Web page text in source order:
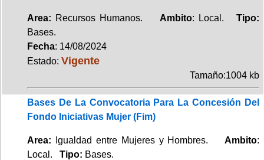
Area: Recursos Humanos. Ambito: Local.Tipo:
Bases.
Fecha: 14/08/2024
Estado: Vigente
Tamaño:1004 kb
Bases De La Convocatoria Para La Concesión Del
Fondo Iniciativas Mujer (Fim)
Area: Igualdad entre Mujeres y Hombres. Ambito:
Local. Tipo: Bases.